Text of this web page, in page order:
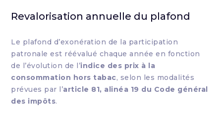
Revalorisation annuelle du plafond
Le plafond d’exonération de la participation
patronale est réévalué chaque année en fonction
de l’évolution de l’indice des prix à la
consommation hors tabac, selon les modalités
prévues par l’article 81, alinéa 19 du Code général
des impôts.